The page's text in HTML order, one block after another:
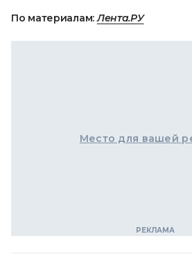
По материалам:Лента.РУ
Место для вашей